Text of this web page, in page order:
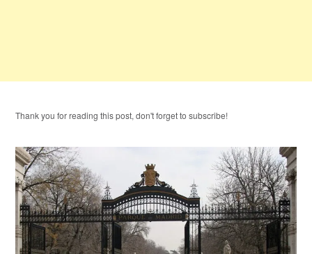
Thank you for reading this post, don't forget to subscribe!